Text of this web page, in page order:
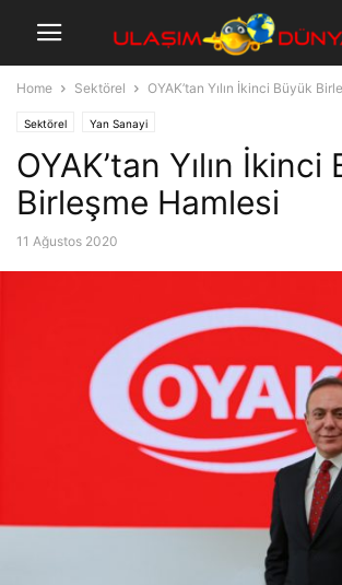
Home Sektörel OYAK’tan Yılın İkinci Büyük
Sektörel Yan Sanayi
OYAK’tan Yılın İkinci
Birleşme Hamlesi
11 Ağustos 2020